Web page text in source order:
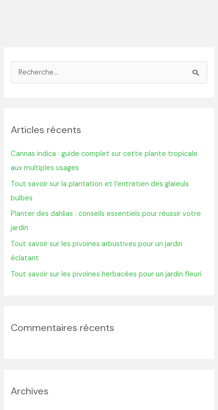
e
c
h
e
r
:
Articles récents
Cannas indica : guide complet sur cette plante tropicale
aux multiples usages
Tout savoir sur la plantation et l’entretien des glaïeuls
bulbes
Planter des dahlias : conseils essentiels pour réussir votre
jardin
Tout savoir sur les pivoines arbustives pour un jardin
éclatant
Tout savoir sur les pivoines herbacées pour un jardin fleuri
Commentaires récents
Archives